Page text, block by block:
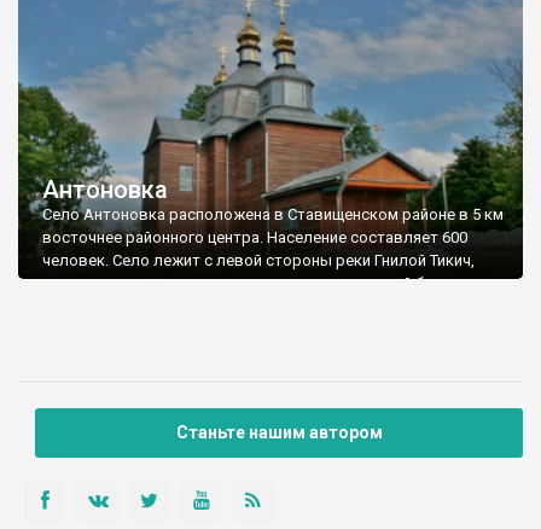
Антоновка
Село Антоновка расположена в Ставищенском районе в 5 км
восточнее районного центра. Население составляет 600
человек. Село лежит с левой стороны реки Гнилой Тикич,
которая здесь выглядит довольно полноводной благодаря
Станьте нашим автором